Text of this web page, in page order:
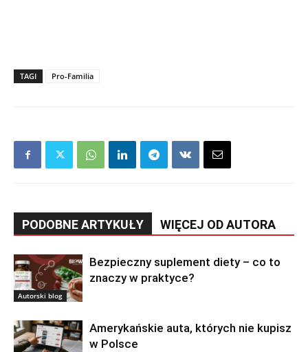
TAGI Pro-Familia
PODOBNE ARTYKUŁY WIĘCEJ OD AUTORA
Autorski blog
Bezpieczny suplement diety – co to
znaczy w praktyce?
Amerykańskie auta, których nie kupisz
w Polsce